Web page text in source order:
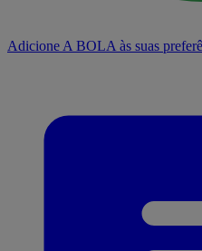
Adicione A BOLA às suas